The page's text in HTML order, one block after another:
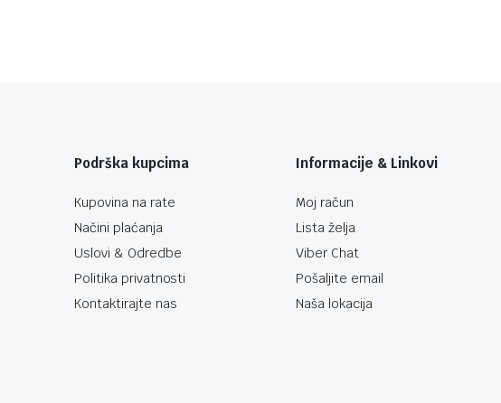
Podrška kupcima
Kupovina na rate
Načini plaćanja
Uslovi & Odredbe
Politika privatnosti
Kontaktirajte nas
Informacije & Linkovi
Moj račun
Lista želja
Viber Chat
Pošaljite email
Naša lokacija